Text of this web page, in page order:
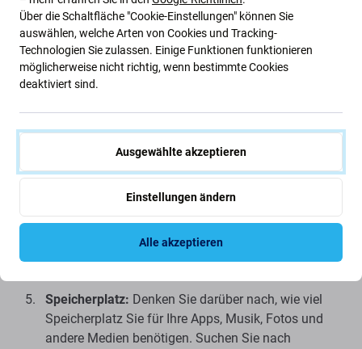
Funktionen hat, die Sie benötigen.
Bildschirmgröße: Möchten Sie ein kleineres Telefon,
das leichter zu tragen ist, oder ein größeres Telefon
mit einem größeren Bildschirm zum Ansehen von
Kamera:Wenn Sie sich für Fotografie interessieren,
suchen Sie nach einem Telefon mit einer guten
Kamera. Überprüfen Sie die technischen Daten Ihrer
Kamera, einschließlich Megapixelzahl, Blende und
Bildstabilisierung.
Akkulaufzeit:Berücksichtigen Sie, wie lange der
Akku hält, insbesondere wenn Sie Ihr Telefon häufig
Speicherplatz: Denken Sie darüber nach, wie viel
Speicherplatz Sie für Ihre Apps, Musik, Fotos und
andere Medien benötigen. Suchen Sie nach
Über die Schaltfläche "Cookie-Einstellungen" können Sie
auswählen, welche Arten von Cookies und Tracking-
Technologien Sie zulassen. Einige Funktionen funktionieren
möglicherweise nicht richtig, wenn bestimmte Cookies
deaktiviert sind.
Ausgewählte akzeptieren
Einstellungen ändern
Alle akzeptieren